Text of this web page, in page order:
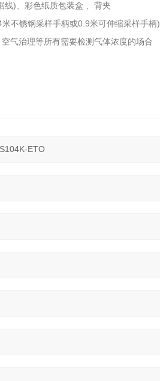
线)、彩色纸质包装盒 、背夹
不锈钢采样手柄或0.9米可伸缩采样手柄)
气治理等所有需要检测气体浓度的场合